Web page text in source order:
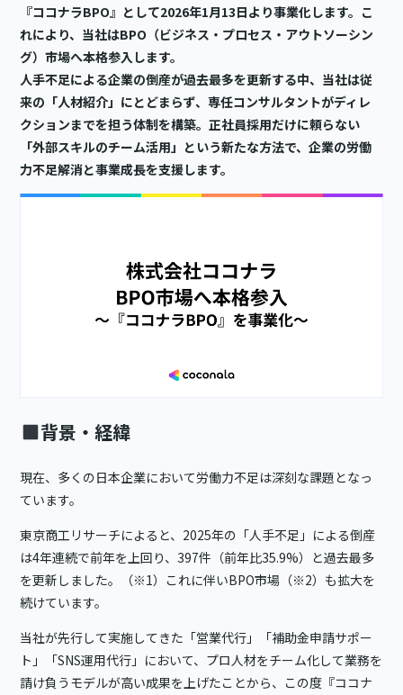
『ココナラBPO』として2026年1月13日より事業化します。こ
れにより、当社はBPO（ビジネス・プロセス・アウトソーシン
グ）市場へ本格参入します。
人手不足による企業の倒産が過去最多を更新する中、当社は従
来の「人材紹介」にとどまらず、専任コンサルタントがディレ
クションまでを担う体制を構築。正社員採用だけに頼らない
「外部スキルのチーム活用」という新たな方法で、企業の労働
力不足解消と事業成長を支援します。
背景・経緯
現在、多くの日本企業において労働力不足は深刻な課題となっ
ています。
東京商工リサーチによると、2025年の「人手不足」による倒産
は4年連続で前年を上回り、397件（前年比35.9%）と過去最多
を更新しました。（※1）これに伴いBPO市場（※2）も拡大を
続けています。
当社が先行して実施してきた「営業代行」「補助金申請サポー
ト」「SNS運用代行」において、プロ人材をチーム化して業務を
請け負うモデルが高い成果を上げたことから、この度『ココナ